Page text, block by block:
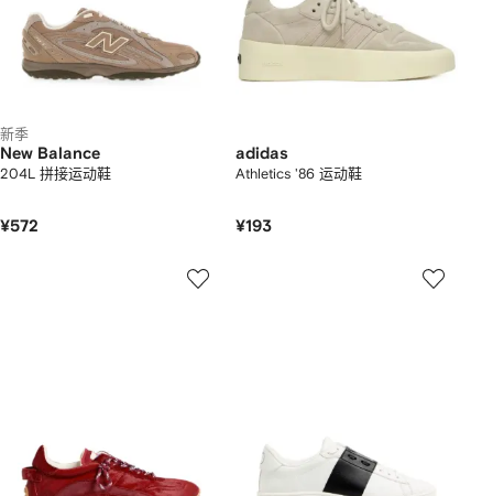
新季
New Balance
204L 拼接运动鞋
¥572
adidas
Athletics '86 运动鞋
¥193